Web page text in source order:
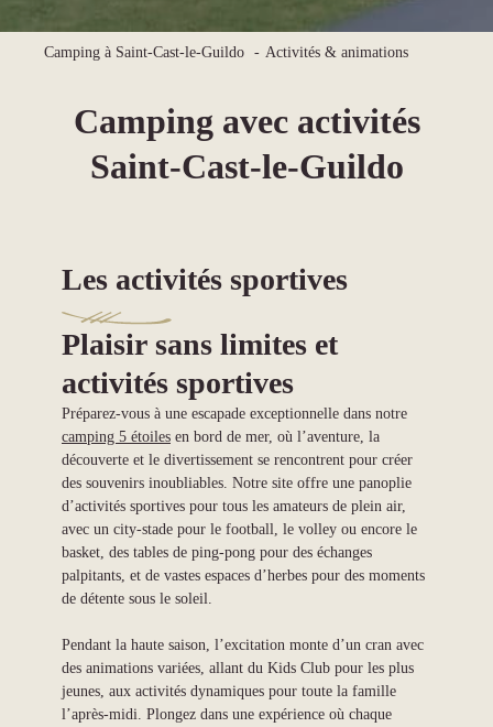
Camping à Saint-Cast-le-Guildo Activités & animations
Camping avec activités
Saint-Cast-le-Guildo
Les activités sportives
Plaisir sans limites et
activités sportives
Préparez-vous à une escapade exceptionnelle dans notre
camping 5 étoiles en bord de mer, où l’aventure, la
découverte et le divertissement se rencontrent pour créer
des souvenirs inoubliables. Notre site offre une panoplie
d’activités sportives pour tous les amateurs de plein air,
avec un city-stade pour le football, le volley ou encore le
basket, des tables de ping-pong pour des échanges
palpitants, et de vastes espaces d’herbes pour des moments
de détente sous le soleil.
Pendant la haute saison, l’excitation monte d’un cran avec
des animations variées, allant du Kids Club pour les plus
jeunes, aux activités dynamiques pour toute la famille
l’après-midi. Plongez dans une expérience où chaque